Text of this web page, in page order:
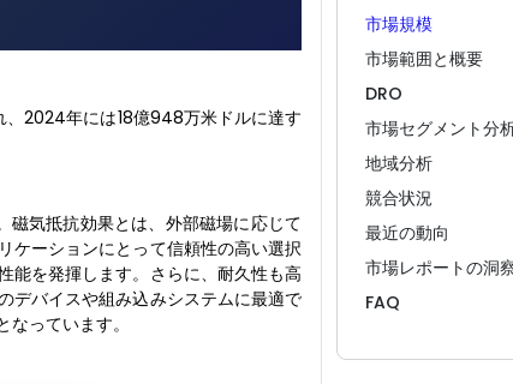
、2024年には18億948万米ドルに達す
気抵抗効果とは、外部磁場に応じて
ケーションにとって信頼性の高い選択
能を発揮します。さらに、耐久性も高
デバイスや組み込みシステムに最適で
っています。
市場規模
市場範囲と概要
DRO
市場セグメント分
地域分析
競合状況
最近の動向
市場レポートの洞
FAQ